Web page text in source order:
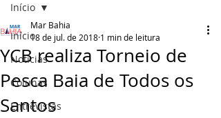
Início
Notícias
Colunas
Entrevistas
Início
YCB realiza Torneio de
Pesca Baia de Todos os
Santos
Mar Bahia
18 de jul. de 2018 1 min de leitura